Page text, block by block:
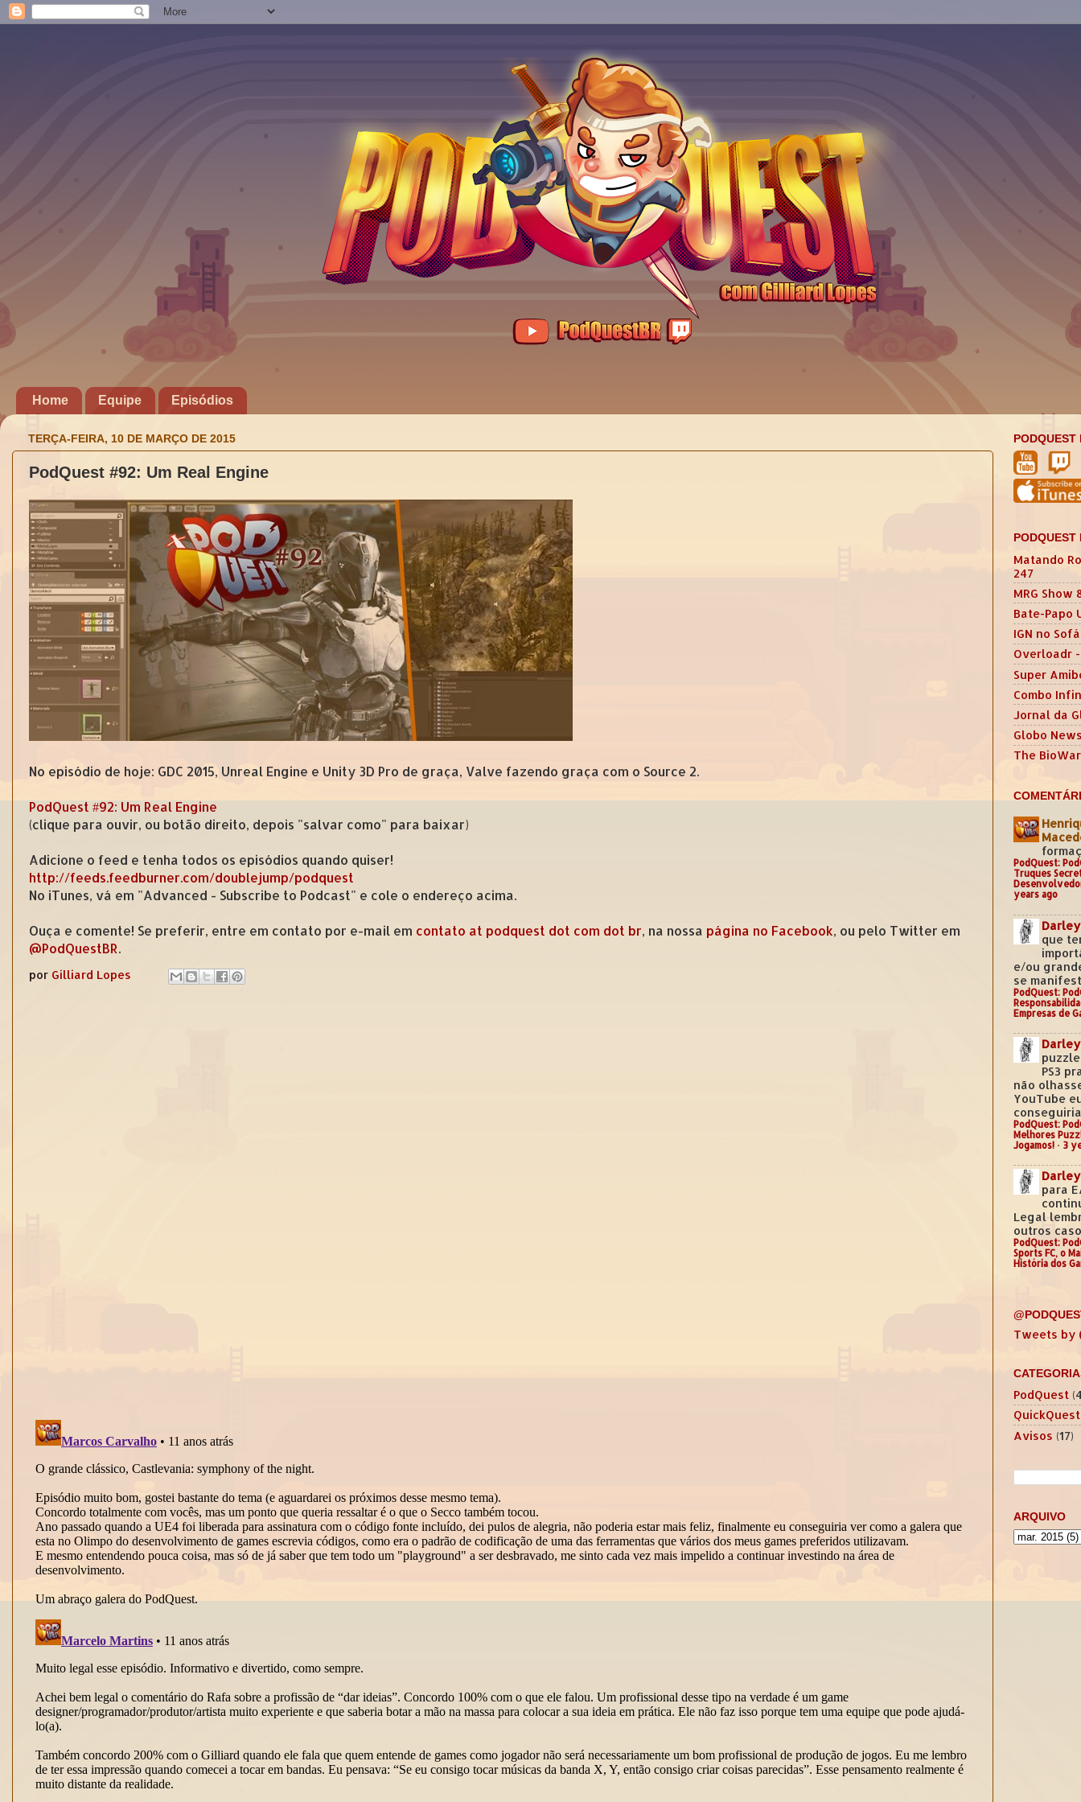
Home Equipe Episódios
TERÇA-FEIRA, 10 DE MARÇO DE 2015
PodQuest #92: Um Real Engine
No episódio de hoje: GDC 2015, Unreal Engine e Unity 3D Pro de graça, Valve fazendo graça com o Source 2.
PodQuest #92: Um Real Engine
(clique para ouvir, ou botão direito, depois "salvar como" para baixar)
Adicione o feed e tenha todos os episódios quando quiser!
http://feeds.feedburner.com/doublejump/podquest
No iTunes, vá em "Advanced - Subscribe to Podcast" e cole o endereço acima.
Ouça e comente! Se preferir, entre em contato por e-mail em contato at podquest dot com dot br, na nossa página no Facebook, ou pelo Twitter em
@PodQuestBR.
por Gilliard Lopes
PODQUEST
PODQUEST
Matando
247
MRG Show
Bate-Papo
IGN no Sofá
Overloadr
Super
Combo
Jornal da
Globo
The
PodQuest:
Truques
years ago
que
e/ou
se
PodQuest:
Empresas de
PS3
não
YouTube
PodQuest:
Melhores
Jogamos! · 3
para
Legal
outros
PodQuest:
Sports FC, o
História dos
Tweets by
PodQuest
QuickQuest
Avisos (17)
ARQUIVO